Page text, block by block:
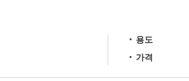
용도
가격